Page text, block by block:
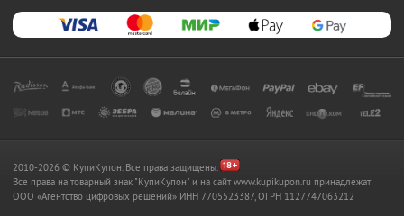
2010-2026 © КупиКупон. Все права защищены.
Все права на товарный знак "КупиКупон" и на сайт www.kupikupon.ru принадлежат
OOO «Агентство цифровых решений» ИНН 7705523387, ОГРН 1127747063212